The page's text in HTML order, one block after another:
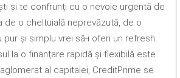
și te confrunți cu o nevoie urgentă de
de o cheltuială neprevăzută, de o
și simplu vrei să-i oferi un refresh
la o finanțare rapidă și flexibilă este
al capitalei, CreditPrime se